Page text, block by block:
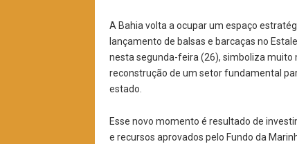
A Bahia volta a ocupar um espaço
lançamento de balsas e barcaças no
nesta segunda-feira (26), simboliza muito
reconstrução de um setor fundamental
estado.
Esse novo momento é resultado de
e recursos aprovados pelo Fundo da